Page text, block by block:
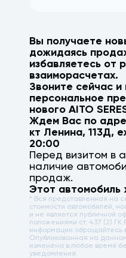
Вы получаете
дожидаясь
избавляетесь от
взаиморасчетах.
Звоните сейчас и
персональное
нового AITO
Ждем Вас по
кт Ленина, 113Д,
20:00
Перед визитом в
наличие
продаж.
Этот автомобиль
* Вся представленная на
стоимости автомобилей,
и не является публичной
положениями ст. 437 (2)
информации обращайтесь
Опубликованная на
изменена в любое время
уведомления.